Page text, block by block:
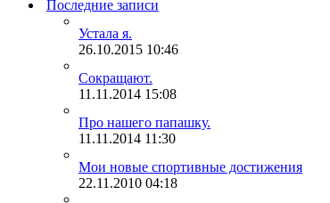
Последние записи
Устала я.
26.10.2015 10:46
Сокращают.
11.11.2014 15:08
Про нашего папашку.
11.11.2014 11:30
Мои новые спортивные достижения
22.11.2010 04:18